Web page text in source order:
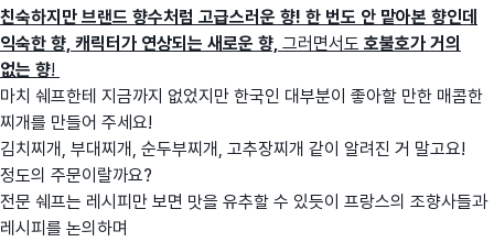
친숙하지만 브랜드 향수처럼 고급스러운 향! 한 번도 안 맡아본 향인데
익숙한 향, 캐릭터가 연상되는 새로운 향, 그러면서도 호불호가 거의
없는 향!
마치 쉐프한테 지금까지 없었지만 한국인 대부분이 좋아할 만한 매콤한
찌개를 만들어 주세요!
김치찌개, 부대찌개, 순두부찌개, 고추장찌개 같이 알려진 거 말고요!
정도의 주문이랄까요?
전문 쉐프는 레시피만 보면 맛을 유추할 수 있듯이 프랑스의 조향사들과
레시피를 논의하며